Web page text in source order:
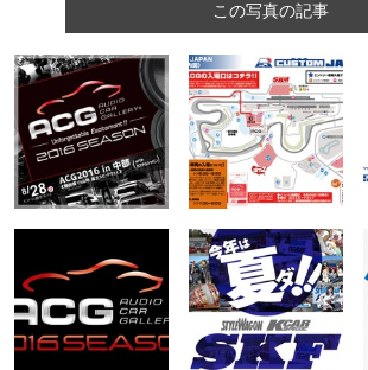
この写真の記事